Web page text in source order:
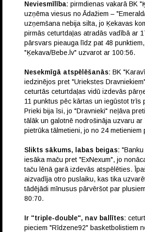
Neviesmīlība: pirmdienas vakarā BK
uzņēma viesus no Ādažiem –
uzņemšana nebija silta, jo Ķekavas
pirmās ceturtdaļas atradās vadībā ar
pārsvars pieauga līdz pat 48
"Ķekava/Bebe.lv" uzvarot ar 100:56.
Nesekmīgā atspēlēšanās: BK
iedzinējos pret "Uriekstes
ceturtās ceturtdaļas vidū izdevās
11 punktus pēc kārtas un iegūstot trīs
Prieki bija īsi, jo "Dravnieki" neļāva
tālāk un galotnē nodrošināja uzvaru ar
pietrūka tālmetieni, jo no 24 metieniem
Slikts sākums, labas beigas:
iesāka maču pret "ExNexum", jo
taču lēnā garā izdevās atspēlēties.
aizvadīja otro puslaiku, kas tika
tādējādi mīnusus pārvēršot par
80:70.
Ir "triple-double", nav ballītes:
pieciem "Rīdzene92" basketbolistiem